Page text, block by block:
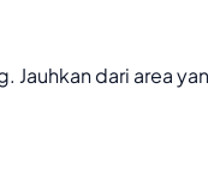
dari area